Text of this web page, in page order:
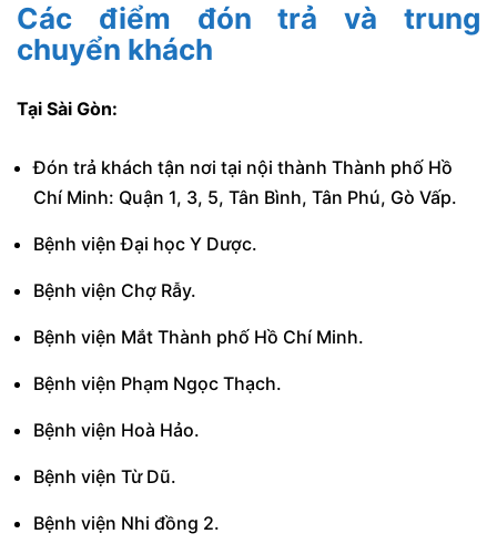
Các điểm đón trả và trung
chuyển khách
Tại Sài Gòn:
Đón trả khách tận nơi tại nội thành Thành phố Hồ
Chí Minh: Quận 1, 3, 5, Tân Bình, Tân Phú, Gò Vấp.
Bệnh viện Đại học Y Dược.
Bệnh viện Chợ Rẫy.
Bệnh viện Mắt Thành phố Hồ Chí Minh.
Bệnh viện Phạm Ngọc Thạch.
Bệnh viện Hoà Hảo.
Bệnh viện Từ Dũ.
Bệnh viện Nhi đồng 2.